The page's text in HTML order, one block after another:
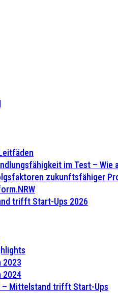
im Test – Wie
zukunftsfähiger
trifft Start-Ups 2026
2023
2024
– Mittelstand trifft Start-Ups